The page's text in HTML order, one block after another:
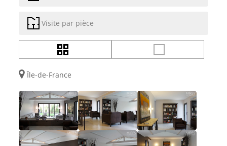
Visite par pièce
Île-de-France